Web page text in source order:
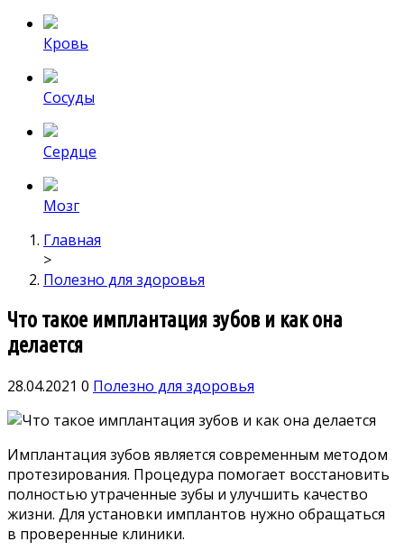
Кровь
Сосуды
Сердце
Мозг
Главная
>
Полезно для здоровья
Что такое имплантация зубов и как она
делается
28.04.2021 0 Полезно для здоровья
Имплантация зубов является современным методом
протезирования. Процедура помогает восстановить
полностью утраченные зубы и улучшить качество
жизни. Для установки имплантов нужно обращаться
в проверенные клиники.